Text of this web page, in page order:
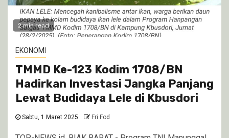
2 min read
EKONOMI
TMMD Ke-123 Kodim 1708/BN
Hadirkan Investasi Jangka Panjang
Lewat Budidaya Lele di Kbusdori
Sabtu, 1 Maret 2025 Fri Fod